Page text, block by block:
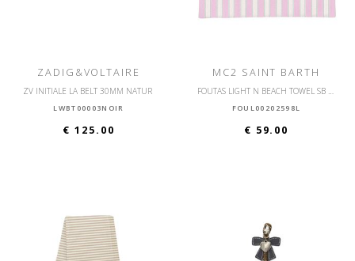
ZADIG&VOLTAIRE
ZV INITIALE LA BELT 30MM NATUR
LWBT00003NOIR
€ 125.00
MC2 SAINT BARTH
FOUTAS LIGHT N BEACH TOWEL SB BEACH STRIPES
FOUL00202598L
€ 59.00